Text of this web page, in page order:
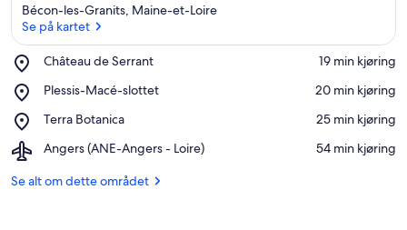
Bécon-les-Granits, Maine-et-Loire
Se på kartet
Château de Serrant
Place,
de
‪19 min kjøring‬
Plessis-Macé-slottet
Place,
Macé-
‪20 min kjøring‬
Terra Botanica
Place,
Botanica
‪25 min kjøring‬
Angers (ANE-Angers - Loire)
Airport,
(ANE-
‪54 min kjøring‬
Se alt om dette området